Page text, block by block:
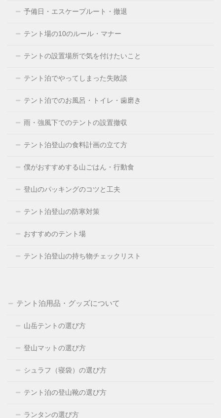
予備日・エスケープルート・撤退
テント場の10のルール・マナー
テントの設置場所で気を付けたいこと
テント泊でやってしまった失敗談
テント泊でのお風呂・トイレ・歯磨き
雨・強風下でのテントの設置撤収
テント泊登山の食料計画の立て方
僕がおすすめする山ごはん・行動食
登山のパッキングのコツと工夫
テント泊登山の防寒対策
おすすめのテント場
テント泊登山の持ち物チェックリスト
テント泊用品・グッズについて
山岳テントの選び方
登山マットの選び方
シュラフ（寝袋）の選び方
テント泊の登山靴の選び方
ランタンの選び方